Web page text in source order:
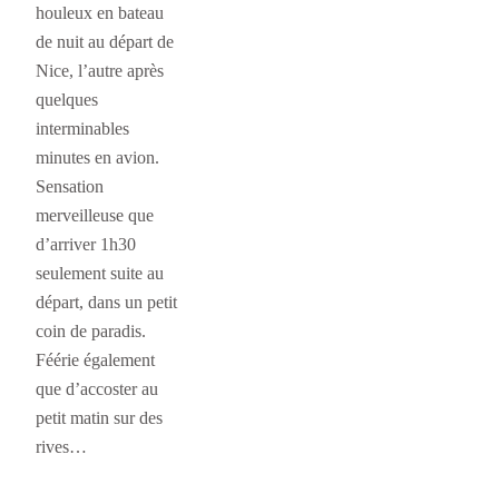
houleux en bateau
de nuit au départ de
Nice, l’autre après
quelques
interminables
minutes en avion.
Sensation
merveilleuse que
d’arriver 1h30
seulement suite au
départ, dans un petit
coin de paradis.
Féérie également
que d’accoster au
petit matin sur des
rives…